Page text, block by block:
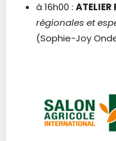
à 16h00 :
régionales et
(Sophie-Joy